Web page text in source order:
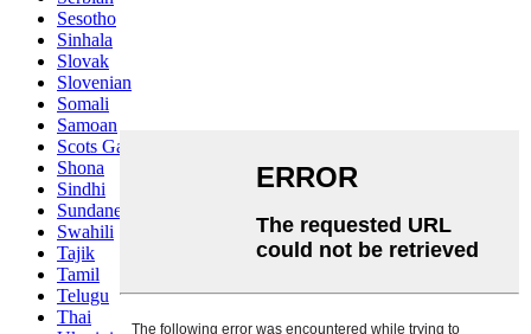
Sesotho
Sinhala
Slovak
Slovenian
Somali
Samoan
Scots Gaelic
Shona
Sindhi
Sundanese
Swahili
Tajik
Tamil
Telugu
Thai